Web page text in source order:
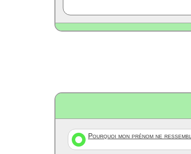
Pourquoi mon prénom ne